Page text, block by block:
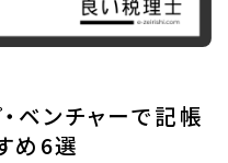
ベンチャーで記帳
め6選